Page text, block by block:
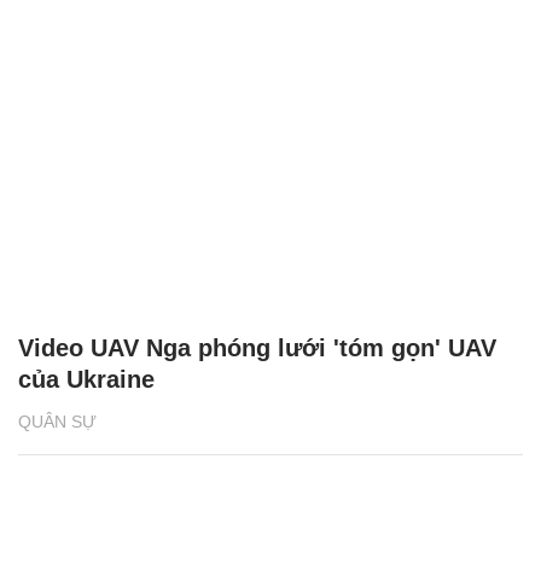
QUÂN SỰ
Video UAV Nga phóng lưới 'tóm gọn' UAV
của Ukraine